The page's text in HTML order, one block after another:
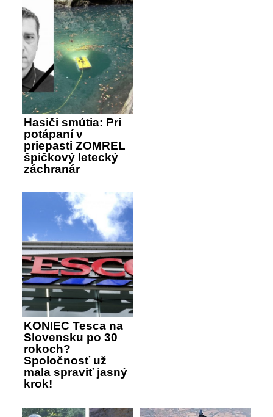
Hasiči smútia: Pri
potápaní v
priepasti ZOMREL
špičkový letecký
záchranár
KONIEC Tesca na
Slovensku po 30
rokoch?
Spoločnosť už
mala spraviť jasný
krok!